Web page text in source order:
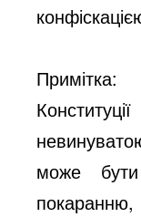
може бути